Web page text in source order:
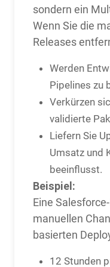
sondern ein
Wenn Sie die
Releases
Werden
Pipelines zu
Verkürzen
validierte
Liefern Sie
Umsatz und
beeinflusst.
Beispiel:
Eine
manuellen
basierten
12 Stunden